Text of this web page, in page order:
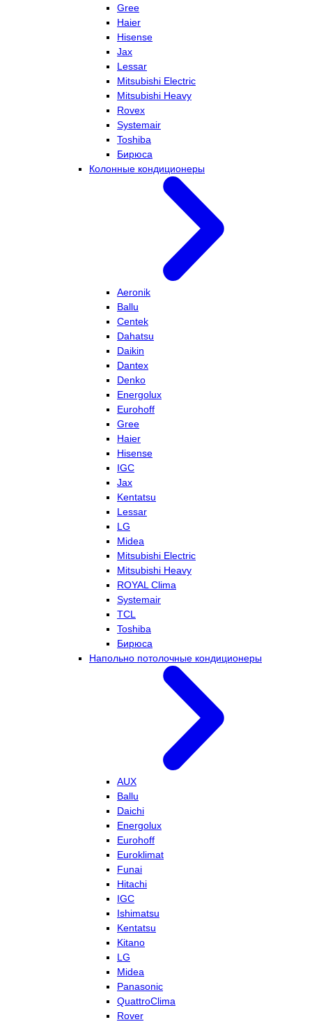
Gree
Haier
Hisense
Jax
Lessar
Mitsubishi Electric
Mitsubishi Heavy
Rovex
Systemair
Toshiba
Бирюса
Колонные кондиционеры
Aeronik
Ballu
Centek
Dahatsu
Daikin
Dantex
Denko
Energolux
Eurohoff
Gree
Haier
Hisense
IGC
Jax
Kentatsu
Lessar
LG
Midea
Mitsubishi Electric
Mitsubishi Heavy
ROYAL Clima
Systemair
TCL
Toshiba
Бирюса
Напольно потолочные кондиционеры
AUX
Ballu
Daichi
Energolux
Eurohoff
Euroklimat
Funai
Hitachi
IGC
Ishimatsu
Kentatsu
Kitano
LG
Midea
Panasonic
QuattroClima
Rover